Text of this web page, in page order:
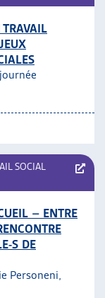
TRAVAIL
SOCIAL
– ENTRE
S DE
Personeni,